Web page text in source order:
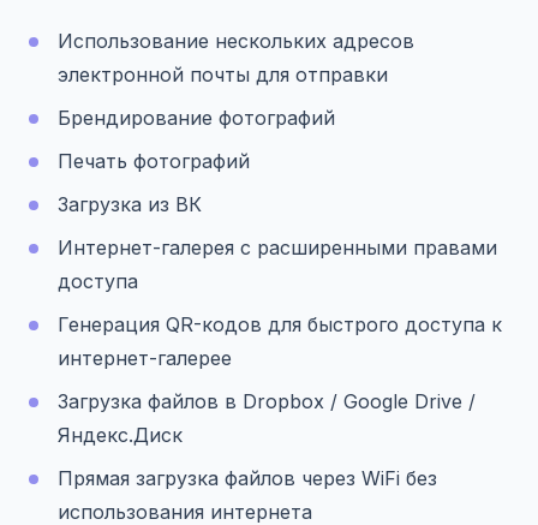
Использование нескольких адресов
электронной почты для отправки
Брендирование фотографий
Печать фотографий
Загрузка из ВК
Интернет-галерея с расширенными правами
доступа
Генерация QR-кодов для быстрого доступа к
интернет-галерее
Загрузка файлов в Dropbox / Google Drive /
Яндекс.Диск
Прямая загрузка файлов через WiFi без
использования интернета